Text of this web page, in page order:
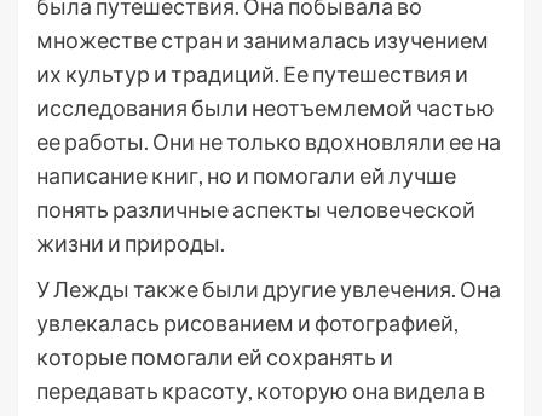
была путешествия. Она побывала во
множестве стран и занималась изучением
их культур и традиций. Ее путешествия и
исследования были неотъемлемой частью
ее работы. Они не только вдохновляли ее на
написание книг, но и помогали ей лучше
понять различные аспекты человеческой
жизни и природы.
У Лежды также были другие увлечения. Она
увлекалась рисованием и фотографией,
которые помогали ей сохранять и
передавать красоту, которую она видела в